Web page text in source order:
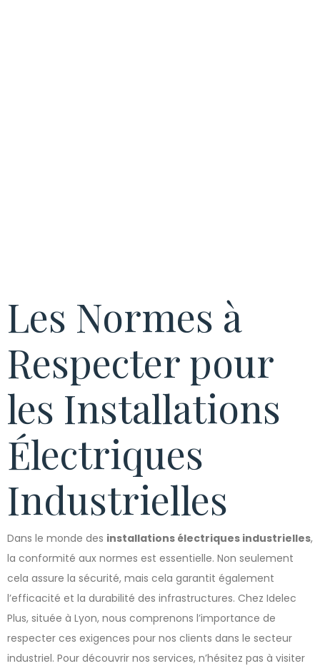
Les Normes à
Respecter pour
les Installations
Électriques
Industrielles
Dans le monde des installations électriques industrielles,
la conformité aux normes est essentielle. Non seulement
cela assure la sécurité, mais cela garantit également
l’efficacité et la durabilité des infrastructures. Chez Idelec
Plus, située à Lyon, nous comprenons l’importance de
respecter ces exigences pour nos clients dans le secteur
industriel. Pour découvrir nos services, n’hésitez pas à visiter